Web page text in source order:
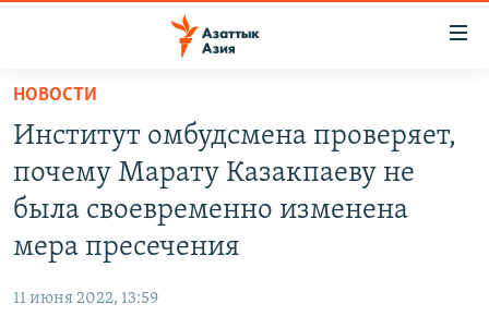
Вернуться
основному
содержанию
Вернутся
главной
Вернутся
ВОЙНА В УКРАИНЕ
ПОДПИШИТЕСЬ НА НАС В СОЦСЕТЯХ
НОВОСТИ
Институт омбудсмена проверяет,
почему Марату Казакпаеву не
была своевременно изменена
мера пресечения
11 июня 2022, 13:59